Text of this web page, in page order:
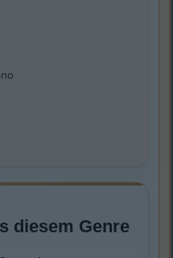
diesem Genre